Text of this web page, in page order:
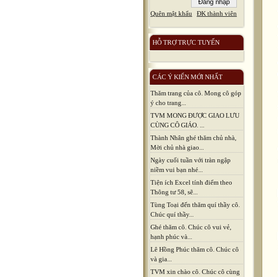
Quên mật khẩu ĐK thành viên
HỖ TRỢ TRỰC TUYẾN
CÁC Ý KIẾN MỚI NHẤT
Thăm trang của cô. Mong cô góp
ý cho trang...
TVM MONG ĐƯỢC GIAO LƯU
CÙNG CÔ GIÁO. ...
Thành Nhân ghé thăm chủ nhà,
Mời chủ nhà giao...
Ngày cuối tuần với tràn ngập
niềm vui bạn nhé...
Tiện ích Excel tính điểm theo
Thông tư 58, sẽ...
Tùng Toại đến thăm quí thầy cô.
Chúc quí thầy...
Ghé thăm cô. Chúc cô vui vẻ,
hạnh phúc và...
Lê Hồng Phúc thăm cô. Chúc cô
và gia...
TVM xin chào cô. Chúc cô cùng